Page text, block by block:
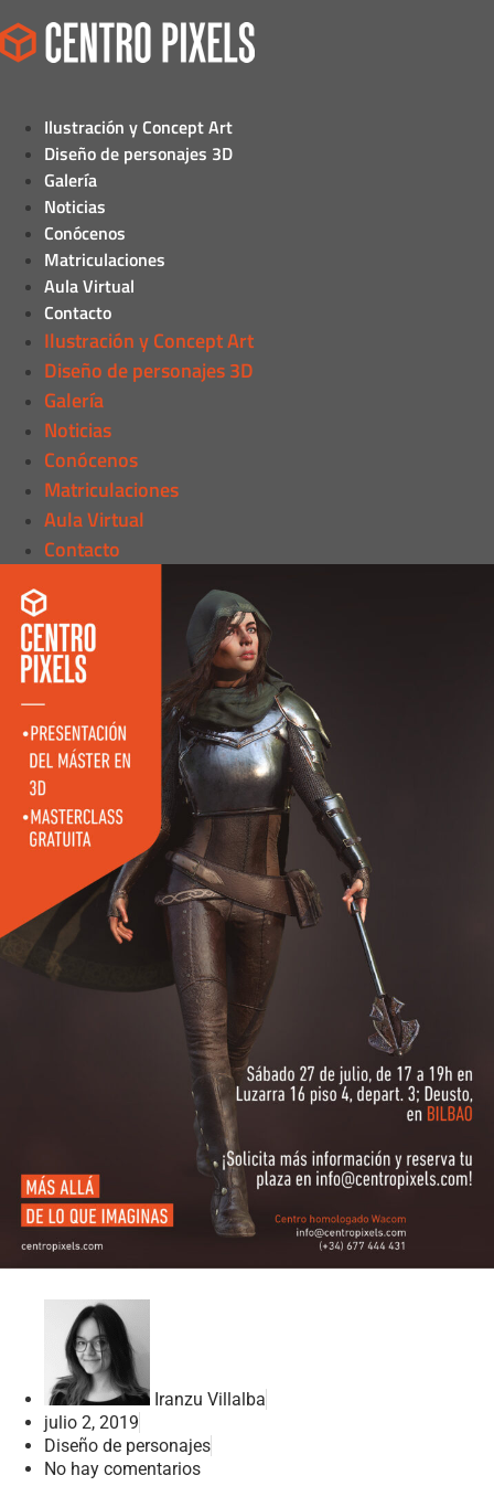
Ilustración y Concept Art
Diseño de personajes 3D
Galería
Noticias
Conócenos
Matriculaciones
Aula Virtual
Contacto
Ilustración y Concept Art
Diseño de personajes 3D
Galería
Noticias
Conócenos
Matriculaciones
Aula Virtual
Contacto
Iranzu Villalba
julio 2, 2019
Diseño de personajes
No hay comentarios